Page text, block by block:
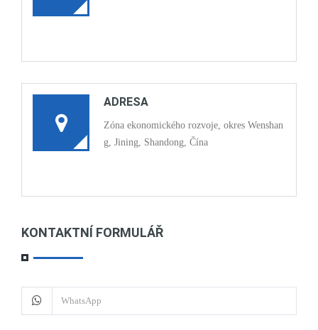
ADRESA
Zóna ekonomického rozvoje, okres Wenshan
g, Jining, Shandong, Čína
KONTAKTNÍ FORMULÁŘ